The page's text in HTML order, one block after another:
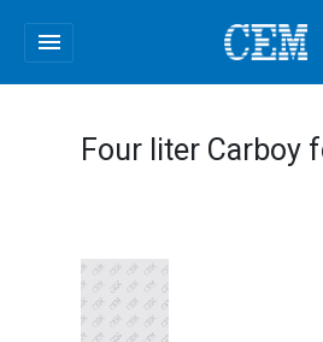
menu
Four liter Carboy